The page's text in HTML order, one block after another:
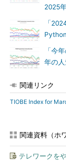
2025
「
「今
年の
関連リンク
TIOBE Index for
関連資料（ホ
テレワークを